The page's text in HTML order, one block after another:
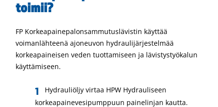
toimii?
FP Korkeapainepalonsammutuslävistin käyttää
voimanlähteenä ajoneuvon hydraulijärjestelmää
korkeapaineisen veden tuottamiseen ja lävistystyökalun
käyttämiseen.
Hydrauliöljy virtaa HPW Hydrauliseen
korkeapainevesipumppuun painelinjan kautta.